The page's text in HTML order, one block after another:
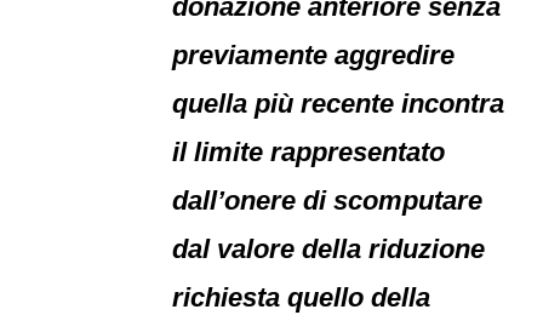
donazione anteriore senza
previamente aggredire
quella più recente incontra
il limite rappresentato
dall’onere di scomputare
dal valore della riduzione
richiesta quello della